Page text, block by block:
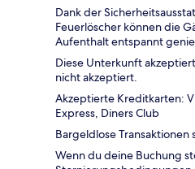
Dank der
Feuerlöscher können die
Aufenthalt entspannt
Diese Unterkunft
nicht akzeptiert.
Akzeptierte Kreditkarten:
Express, Diners Club
Bargeldlose Transaktionen
Wenn du deine Buchung